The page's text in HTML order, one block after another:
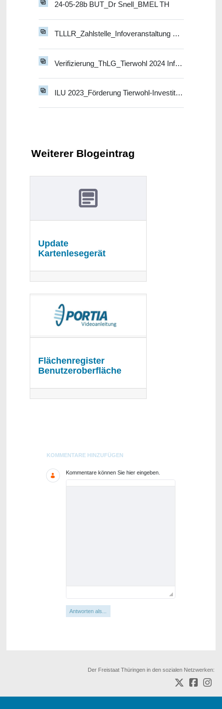
24-05-28b BUT_Dr Snell_BMEL TH
TLLLR_Zahlstelle_Infoveranstaltung Tierwohl 28.05.2024
Verifizierung_ThLG_Tierwohl 2024 Infoveranstaltung 24
ILU 2023_Förderung Tierwohl-Investitionen
Weiterer Blogeintrag
Update
Kartenlesegerät
Flächenregister
Benutzeroberfläche
Blogs
KOMMENTARE HINZUFÜGEN
Kommentare können Sie hier eingeben.
Antworten als...
Der Freistaat Thüringen in den sozialen Netzwerken: